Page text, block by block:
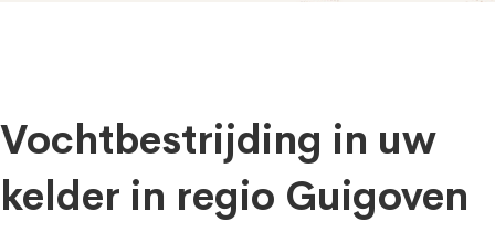
Vochtbestrijding in uw
kelder in regio Guigoven